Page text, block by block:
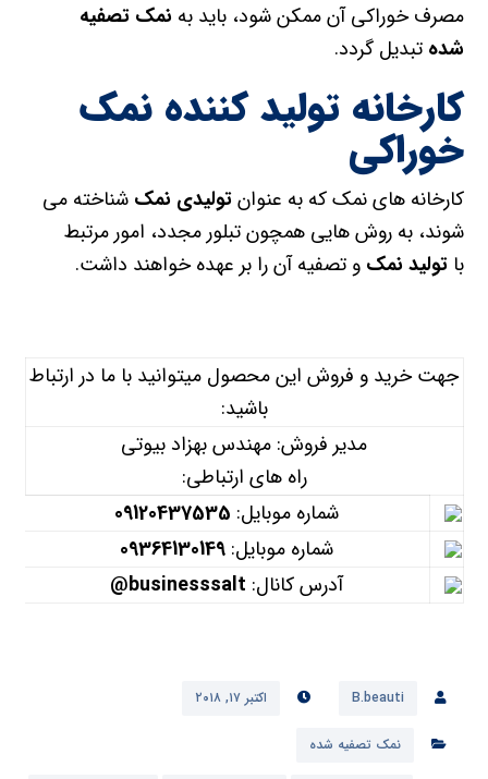
مصرف خوراکی آن ممکن شود، باید به نمک تصفیه
شده تبدیل گردد.
کارخانه تولید کننده نمک
خوراکی
کارخانه های نمک که به عنوانتولیدی نمک شناخته می
شوند، به روش هایی همچون تبلور مجدد، امور مرتبط
باتولید نمک و تصفیه آن را بر عهده خواهند داشت.
جهت خرید و فروش این محصول میتوانید با ما در ارتباط
باشید:
مدیر فروش: مهندس بهزاد بیوتی
راه های ارتباطی:
شماره موبایل: 09120437535
شماره موبایل: 09364130149
آدرس کانال: businesssalt@
B.beauti اکتبر ۱۷, ۲۰۱۸
نمک تصفیه شده